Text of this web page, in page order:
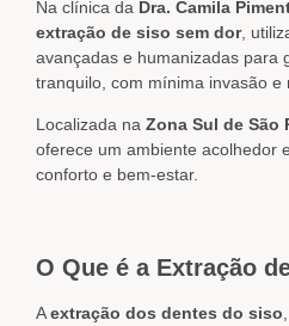
Na clínica da Dra. Camila
extração de siso sem dor,
avançadas e humanizadas para
tranquilo, com mínima invasão e
Localizada na Zona Sul de São
oferece um ambiente acolhedor
conforto e bem-estar.
O Que é a Extração
Aextração dos dentes do siso